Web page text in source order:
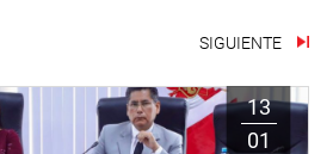
SIGUIENTE
13
01